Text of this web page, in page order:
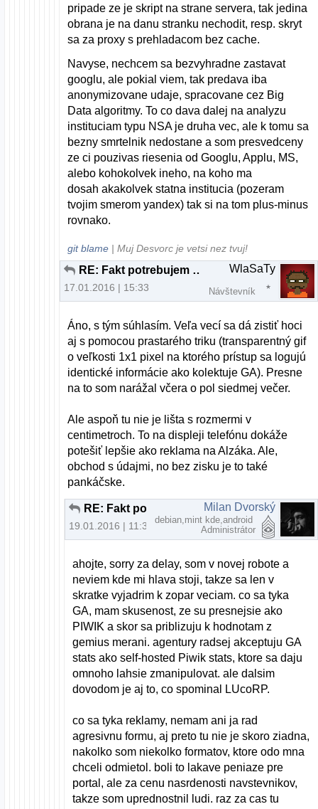
pripade ze je skript na strane servera, tak jedina
obrana je na danu stranku nechodit, resp. skryt
sa za proxy s prehladacom bez cache.
Navyse, nechcem sa bezvyhradne zastavat
googlu, ale pokial viem, tak predava iba
anonymizovane udaje, spracovane cez Big
Data algoritmy. To co dava dalej na analyzu
instituciam typu NSA je druha vec, ale k tomu sa
bezny smrtelnik nedostane a som presvedceny
ze ci pouzivas riesenia od Googlu, Applu, MS,
alebo kohokolvek ineho, na koho ma
dosah akakolvek statna institucia (pozeram
tvojim smerom yandex) tak si na tom plus-minus
rovnako.
git blame | Muj Desvorc je vetsi nez tvuj!
RE: Fakt potrebujem na prehliadanie webu nový počítač?
17.01.2016 | 15:33
WlaSaTy
Návštevník
Áno, s tým súhlasím. Veľa vecí sa dá zistiť hoci
aj s pomocou prastarého triku (transparentný gif
o veľkosti 1x1 pixel na ktorého prístup sa logujú
identické informácie ako kolektuje GA). Presne
na to som narážal včera o pol siedmej večer.
Ale aspoň tu nie je lišta s rozmermi v
centimetroch. To na displeji telefónu dokáže
potešiť lepšie ako reklama na Alzáka. Ale,
obchod s údajmi, no bez zisku je to také
pankáčske.
19.01.2016 | 11:36
Milan Dvorský
debian,mint kde,android
Administrátor
ahojte, sorry za delay, som v novej robote a
neviem kde mi hlava stoji, takze sa len v
skratke vyjadrim k zopar veciam. co sa tyka
GA, mam skusenost, ze su presnejsie ako
PIWIK a skor sa priblizuju k hodnotam z
gemius merani. agentury radsej akceptuju GA
stats ako self-hosted Piwik stats, ktore sa daju
omnoho lahsie zmanipulovat. ale dalsim
dovodom je aj to, co spominal LUcoRP.
co sa tyka reklamy, nemam ani ja rad
agresivnu formu, aj preto tu nie je skoro ziadna,
nakolko som niekolko formatov, ktore odo mna
chceli odmietol. boli to lakave peniaze pre
portal, ale za cenu nasrdenosti navstevnikov,
takze som uprednostnil ludi. raz za cas tu